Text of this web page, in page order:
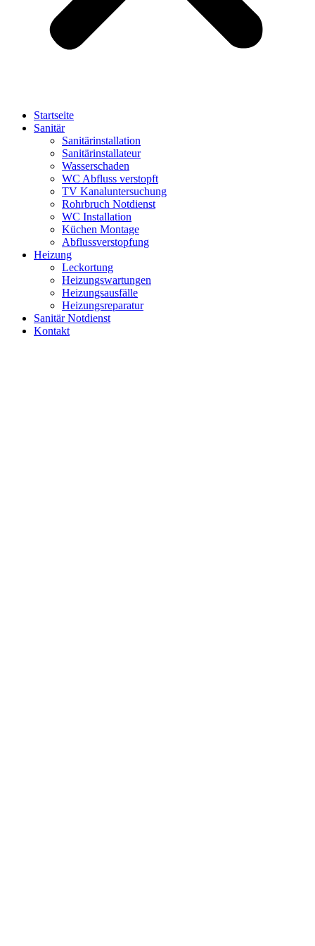
Startseite
Sanitär
Sanitärinstallation
Sanitärinstallateur
Wasserschaden
WC Abfluss verstopft
TV Kanaluntersuchung
Rohrbruch Notdienst
WC Installation
Küchen Montage
Abflussverstopfung
Heizung
Leckortung
Heizungswartungen
Heizungsausfälle
Heizungsreparatur
Sanitär Notdienst
Kontakt